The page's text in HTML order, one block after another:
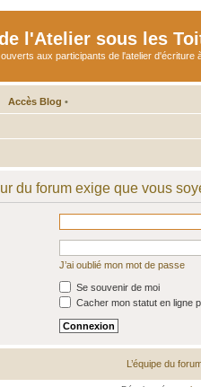
l'Atelier sous les
aux participants de l'atelier d'écriture
Accès Blog •
du forum exige que vous
J’ai oublié mon mot de passe
Se souvenir de moi
Cacher mon statut en ligne
L’équipe du